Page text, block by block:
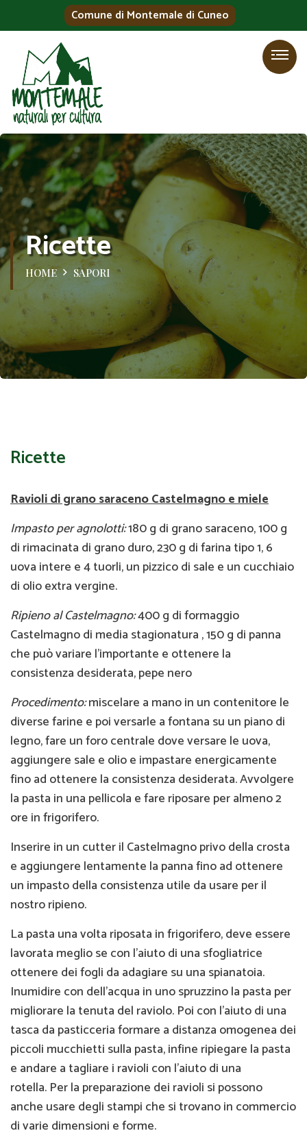
Comune di Montemale di Cuneo
Ricette
HOME SAPORI
Ricette
Ravioli di grano saraceno Castelmagno e miele
Impasto per agnolotti:180 g di grano saraceno, 100 g
di rimacinata di grano duro, 230 g di farina tipo 1, 6
uova intere e 4 tuorli, un pizzico di sale e un cucchiaio
di olio extra vergine.
Ripieno al Castelmagno:400 g di formaggio
Castelmagno di media stagionatura , 150 g di panna
che può variare l'importante e ottenere la
consistenza desiderata, pepe nero
Procedimento:miscelare a mano in un contenitore le
diverse farine e poi versarle a fontana su un piano di
legno, fare un foro centrale dove versare le uova,
aggiungere sale e olio e impastare energicamente
fino ad ottenere la consistenza desiderata. Avvolgere
la pasta in una pellicola e fare riposare per almeno 2
ore in frigorifero.
Inserire in un cutter il Castelmagno privo della crosta
e aggiungere lentamente la panna fino ad ottenere
un impasto della consistenza utile da usare per il
nostro ripieno.
La pasta una volta riposata in frigorifero, deve essere
lavorata meglio se con l'aiuto di una sfogliatrice
ottenere dei fogli da adagiare su una spianatoia.
Inumidire con dell'acqua in uno spruzzino la pasta per
migliorare la tenuta del raviolo. Poi con l'aiuto di una
tasca da pasticceria formare a distanza omogenea dei
piccoli mucchietti sulla pasta, infine ripiegare la pasta
e andare a tagliare i ravioli con l'aiuto di una
rotella. Per la preparazione dei ravioli si possono
anche usare degli stampi che si trovano in commercio
di varie dimensioni e forme.